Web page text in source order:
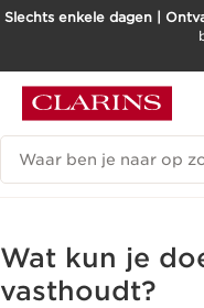
DOORGAAN NAAR
Slechts enkele dagen |
Zoekgeschiedenis
Wat kun je
vasthoudt?